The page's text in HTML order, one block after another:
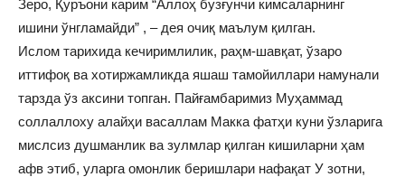
Зеро, Қуръони карим “Аллоҳ бузғунчи кимсаларнинг
ишини ўнгламайди” , – дея очиқ маълум қилган.
Ислом тарихида кечиримлилик, раҳм-шавқат, ўзаро
иттифоқ ва хотиржамликда яшаш тамойиллари намунали
тарзда ўз аксини топган. Пайғамбаримиз Муҳаммад
соллаллоху алайҳи васаллам Макка фатҳи куни ўзларига
мислсиз душманлик ва зулмлар қилган кишиларни ҳам
афв этиб, уларга омонлик беришлари нафақат У зотни,